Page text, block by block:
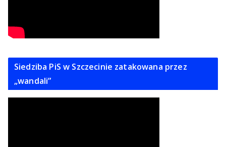
Siedziba PiS w Szczecinie zatakowana przez
„wandali”